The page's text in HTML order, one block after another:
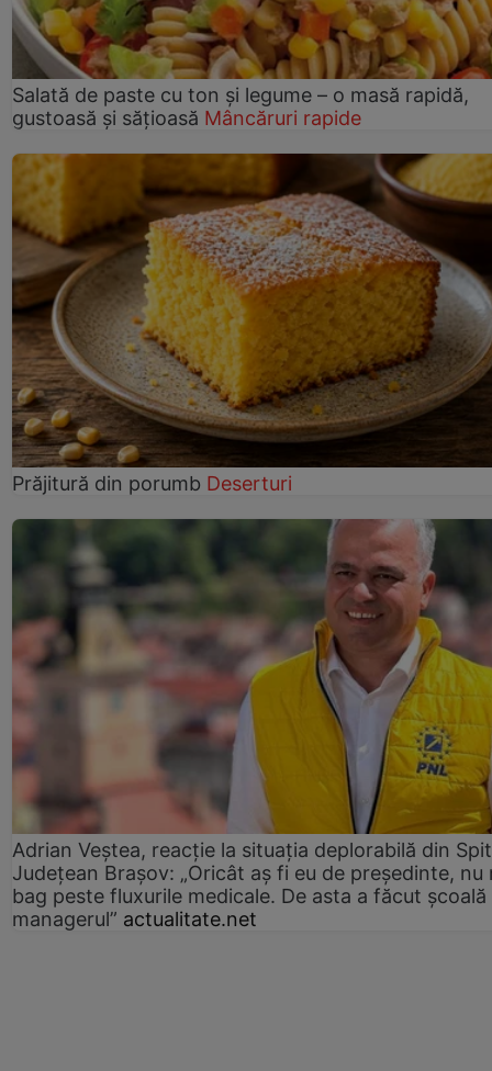
Salată de paste cu ton și legume – o masă rapidă,
gustoasă și sățioasă Mâncăruri rapide
Prăjitură din porumb Deserturi
Adrian Veștea, reacție la situația deplorabilă din
Județean Brașov: „Oricât aș fi eu de președinte, nu
bag peste fluxurile medicale. De asta a făcut școală
managerul” actualitate.net